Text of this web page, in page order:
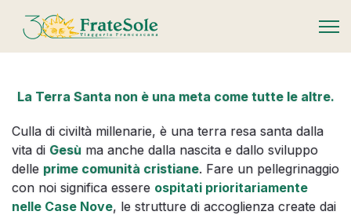
FrateSole Viaggeria Francescana
La Terra Santa non è una meta come tutte le altre.
Culla di civiltà millenarie, è una terra resa santa dalla
vita di Gesù ma anche dalla nascita e dallo sviluppo
delle prime comunità cristiane. Fare un pellegrinaggio
con noi significa essere ospitati prioritariamente
nelle Case Nove, le strutture di accoglienza create dai